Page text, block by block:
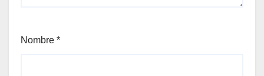
Nombre *